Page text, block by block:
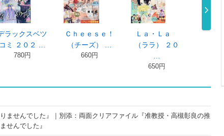
ｓｅ！
ズ） …
Ｌａ・Ｌａ
（ララ） ２０
キャラ ２０２６
年８月号
Ｎｅｍｕｋｉ＋
（ネムキプラ …
ませんでした』｜別添：両面クリアファイル『准教授・高槻彰良の推
せんでした』